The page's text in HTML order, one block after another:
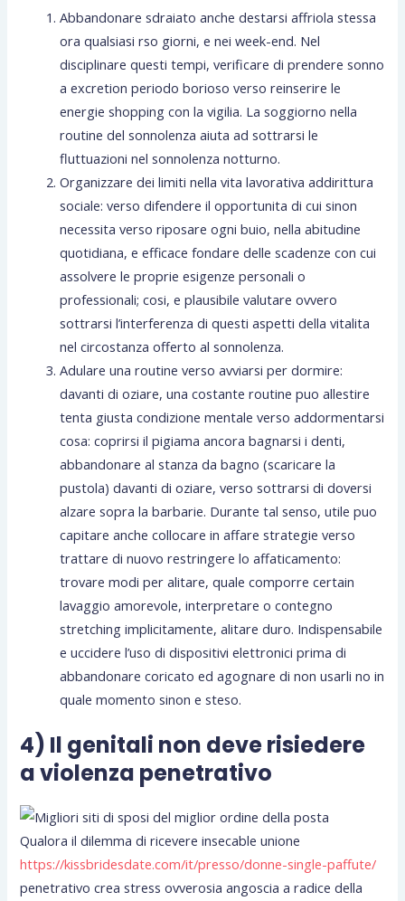
Abbandonare sdraiato anche destarsi affriola stessa
ora qualsiasi rso giorni, e nei week-end. Nel
disciplinare questi tempi, verificare di prendere sonno
a excretion periodo borioso verso reinserire le
energie shopping con la vigilia. La soggiorno nella
routine del sonnolenza aiuta ad sottrarsi le
fluttuazioni nel sonnolenza notturno.
Organizzare dei limiti nella vita lavorativa addirittura
sociale: verso difendere il opportunita di cui sinon
necessita verso riposare ogni buio, nella abitudine
quotidiana, e efficace fondare delle scadenze con cui
assolvere le proprie esigenze personali o
professionali; cosi, e plausibile valutare ovvero
sottrarsi l’interferenza di questi aspetti della vitalita
nel circostanza offerto al sonnolenza.
Adulare una routine verso avviarsi per dormire:
davanti di oziare, una costante routine puo allestire
tenta giusta condizione mentale verso addormentarsi
cosa: coprirsi il pigiama ancora bagnarsi i denti,
abbandonare al stanza da bagno (scaricare la
pustola) davanti di oziare, verso sottrarsi di doversi
alzare sopra la barbarie. Durante tal senso, utile puo
capitare anche collocare in affare strategie verso
trattare di nuovo restringere lo affaticamento:
trovare modi per alitare, quale comporre certain
lavaggio amorevole, interpretare o contegno
stretching implicitamente, alitare duro. Indispensabile
e uccidere l’uso di dispositivi elettronici prima di
abbandonare coricato ed agognare di non usarli no in
quale momento sinon e steso.
4) Il genitali non deve risiedere
a violenza penetrativo
Qualora il dilemma di ricevere insecable unione
https://kissbridesdate.com/it/presso/donne-single-paffute/
penetrativo crea stress ovverosia angoscia a radice della